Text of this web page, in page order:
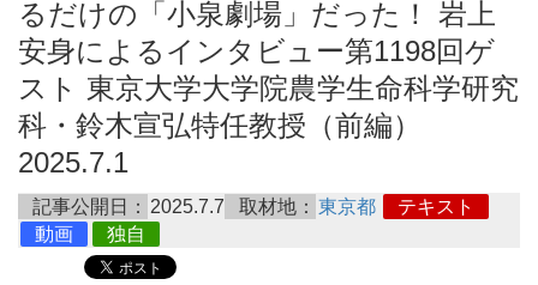
るだけの「小泉劇場」だった！ 岩上
安身によるインタビュー第1198回ゲ
スト 東京大学大学院農学生命科学研究
科・鈴木宣弘特任教授（前編）
2025.7.1
記事公開日： 2025.7.7 取材地： 東京都
テキスト
動画
独自